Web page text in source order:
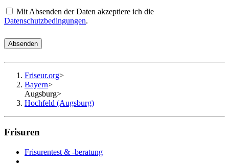
Mit Absenden der Daten akzeptiere ich die
Datenschutzbedingungen.
Absenden
Friseur.org>
Bayern>
Augsburg>
Hochfeld (Augsburg)
Frisuren
Frisurentest & -beratung